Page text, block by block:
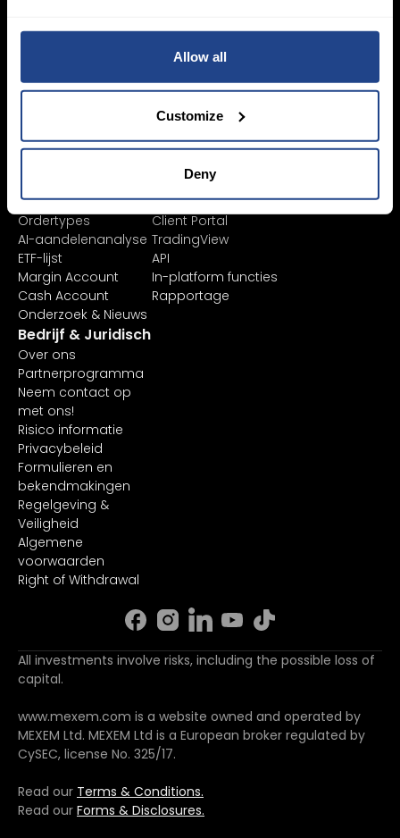
Allow all
Customize
Deny
Particuliere rekening
Kosten
SYEP
Duurzaam Beleggen
Vermogensbeheer
Financiële
Beursnoteringen
Ordertypes
AI-aandelenanalyse
ETF-lijst
Margin Account
Cash Account
Onderzoek & Nieuws
Platform
Alle platforms
Mexem Desktop
Mobiele apps
Client Portal
TradingView
API
In-platform functies
Rapportage
Bedrijf & Juridisch
Over ons
Partnerprogramma
Neem contact op
met ons!
Risico informatie
Privacybeleid
Formulieren en
bekendmakingen
Regelgeving &
Veiligheid
Algemene
voorwaarden
Right of Withdrawal
All investments involve risks, including the possible loss of
capital.
www.mexem.com is a website owned and operated by
MEXEM Ltd. MEXEM Ltd is a European broker regulated by
CySEC, license No. 325/17.
Read our Terms & Conditions.
Read our Forms & Disclosures.